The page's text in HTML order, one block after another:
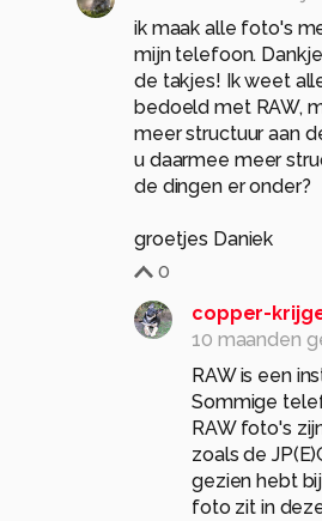
ik maak alle foto's
mijn telefoon.
de takjes! Ik weet
bedoeld met RAW,
meer structuur aan
u daarmee meer
de dingen er onder?
groetjes Daniek
0
copper-
10 maanden
RAW is een
Sommige
RAW foto's
zoals de
gezien hebt
foto zit in